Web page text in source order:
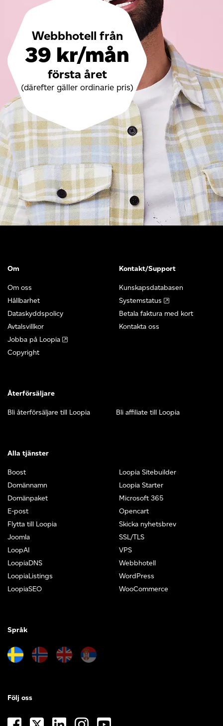
Webbhotell från
39 kr/mån
första året
(därefter gäller ordinarie pris)
Om
Om oss
Hållbarhet
Dataskyddspolicy
Avtalsvillkor
Jobba på Loopia
Copyright
Kontakt/Support
Kunskapsdatabasen
Systemstatus
Betala faktura med kort
Kontakta oss
Återförsäljare
Bli återförsäljare till Loopia Bli affiliate till Loopia
Alla tjänster
Boost
Domännamn
Domänpaket
E-post
Flytta till Loopia
Joomla
LoopAI
LoopiaDNS
LoopiaListings
LoopiaSEO
Loopia Sitebuilder
Loopia Starter
Microsoft 365
Opencart
Skicka nyhetsbrev
SSL/TLS
VPS
Webbhotell
WordPress
WooCommerce
Språk
Följ oss